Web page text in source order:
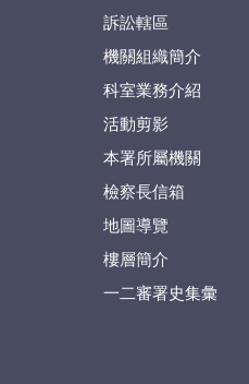
訴訟轄區
機關組織簡介
科室業務介紹
活動剪影
本署所屬機關
檢察長信箱
地圖導覽
樓層簡介
一二審署史集彙